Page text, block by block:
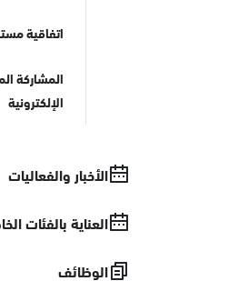
اتفاقية
المشاركة
الإلكترونية
الأخبار والفعاليات
العناية بالفئات
الوظائف